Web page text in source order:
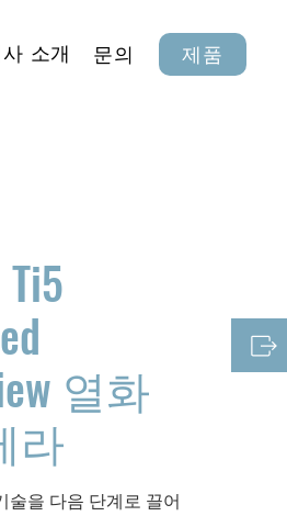
소개 문의 제품
Ti5
열화
라
술을 다음 단계로 끌어